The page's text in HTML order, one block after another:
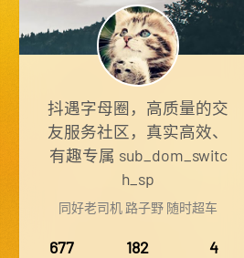
抖遇字母圈，高质量的交
友服务社区，真实高效、
有趣专属 sub_dom_switc
h_sp
同好老司机 路子野 随时超车
677 182 4